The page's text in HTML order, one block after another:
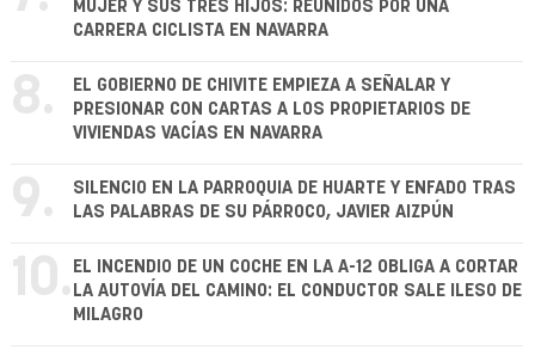
MUJER Y SUS TRES HIJOS: REUNIDOS POR UNA
CARRERA CICLISTA EN NAVARRA
8.
EL GOBIERNO DE CHIVITE EMPIEZA A SEÑALAR Y
PRESIONAR CON CARTAS A LOS PROPIETARIOS DE
VIVIENDAS VACÍAS EN NAVARRA
9.
SILENCIO EN LA PARROQUIA DE HUARTE Y ENFADO TRAS
LAS PALABRAS DE SU PÁRROCO, JAVIER AIZPÚN
10. EL INCENDIO DE UN COCHE EN LA A-12 OBLIGA A CORTAR
LA AUTOVÍA DEL CAMINO: EL CONDUCTOR SALE ILESO DE
MILAGRO